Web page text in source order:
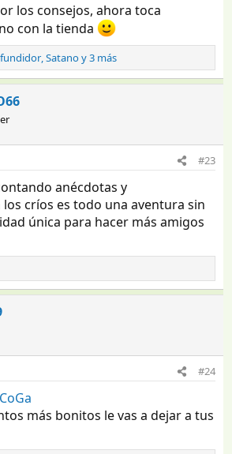
los consejos, ahora toca
con la tienda
,Satanoy 3 más
#23
anécdotas y
críos es todo una aventura sin
única para hacer más amigos
#24
más bonitos le vas a dejar a tus